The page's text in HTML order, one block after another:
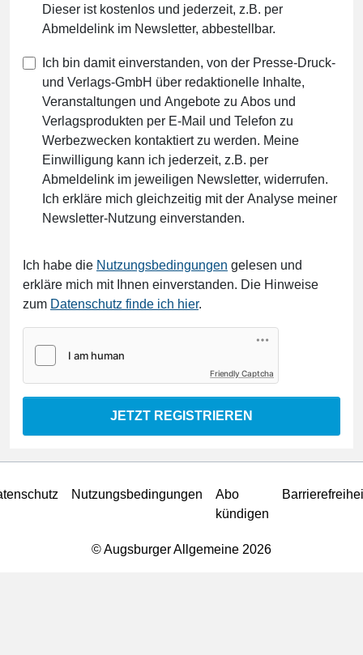
Dieser ist kostenlos und jederzeit, z.B. per
Abmeldelink im Newsletter, abbestellbar.
Ich bin damit einverstanden, von der Presse-Druck-
und Verlags-GmbH über redaktionelle Inhalte,
Veranstaltungen und Angebote zu Abos und
Verlagsprodukten per E-Mail und Telefon zu
Werbezwecken kontaktiert zu werden. Meine
Einwilligung kann ich jederzeit, z.B. per
Abmeldelink im jeweiligen Newsletter, widerrufen.
Ich erkläre mich gleichzeitig mit der Analyse meiner
Newsletter-Nutzung einverstanden.
Ich habe die Nutzungsbedingungen gelesen und
erkläre mich mit Ihnen einverstanden. Die Hinweise
zum Datenschutz finde ich hier.
Friendly Captcha
JETZT REGISTRIEREN
Nutzungsbedingungen
Abo
kündigen
© Augsburger Allgemeine 2026